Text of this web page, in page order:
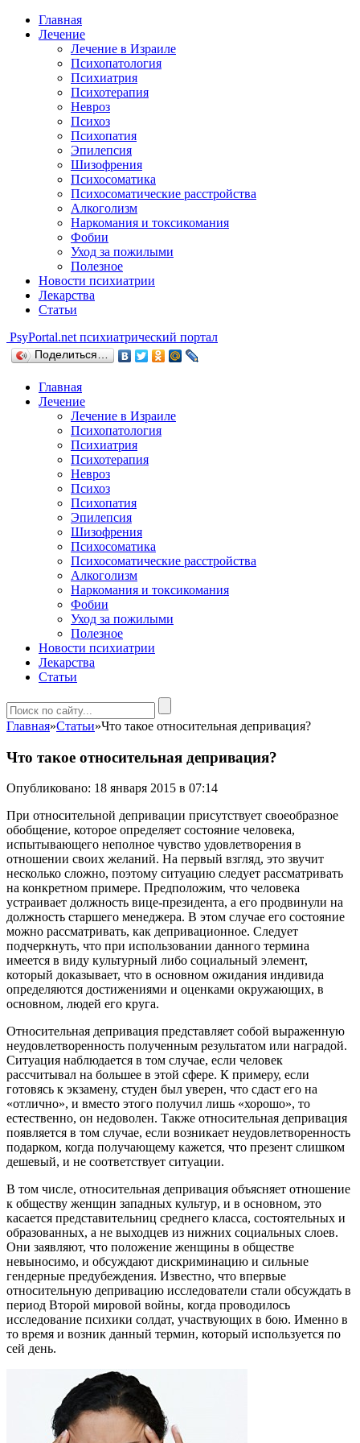
Главная
Лечение
Лечение в Израиле
Психопатология
Психиатрия
Психотерапия
Невроз
Психоз
Психопатия
Эпилепсия
Шизофрения
Психосоматика
Психосоматические расстройства
Алкоголизм
Наркомания и токсикомания
Фобии
Уход за пожилыми
Полезное
Новости психиатрии
Лекарства
Статьи
PsyPortal.net психиатрический портал
Поделиться…
Главная
Лечение
Лечение в Израиле
Психопатология
Психиатрия
Психотерапия
Невроз
Психоз
Психопатия
Эпилепсия
Шизофрения
Психосоматика
Психосоматические расстройства
Алкоголизм
Наркомания и токсикомания
Фобии
Уход за пожилыми
Полезное
Новости психиатрии
Лекарства
Статьи
Главная»Статьи»Что такое относительная депривация?
Что такое относительная депривация?
Опубликовано: 18 января 2015 в 07:14
При относительной депривации присутствует своеобразное
обобщение, которое определяет состояние человека,
испытывающего неполное чувство удовлетворения в
отношении своих желаний. На первый взгляд, это звучит
несколько сложно, поэтому ситуацию следует рассматривать
на конкретном примере. Предположим, что человека
устраивает должность вице-президента, а его продвинули на
должность старшего менеджера. В этом случае его состояние
можно рассматривать, как депривационное. Следует
подчеркнуть, что при использовании данного термина
имеется в виду культурный либо социальный элемент,
который доказывает, что в основном ожидания индивида
определяются достижениями и оценками окружающих, в
основном, людей его круга.
Относительная депривация представляет собой выраженную
неудовлетворенность полученным результатом или наградой.
Ситуация наблюдается в том случае, если человек
рассчитывал на большее в этой сфере. К примеру, если
готовясь к экзамену, студен был уверен, что сдаст его на
«отлично», и вместо этого получил лишь «хорошо», то
естественно, он недоволен. Также относительная депривация
появляется в том случае, если возникает неудовлетворенность
подарком, когда получающему кажется, что презент слишком
дешевый, и не соответствует ситуации.
В том числе, относительная депривация объясняет отношение
к обществу женщин западных культур, и в основном, это
касается представительниц среднего класса, состоятельных и
образованных, а не выходцев из нижних социальных слоев.
Они заявляют, что положение женщины в обществе
невыносимо, и обсуждают дискриминацию и сильные
гендерные предубеждения. Известно, что впервые
относительную депривацию исследователи стали обсуждать в
период Второй мировой войны, когда проводилось
исследование психики солдат, участвующих в бою. Именно в
то время и возник данный термин, который используется по
сей день.